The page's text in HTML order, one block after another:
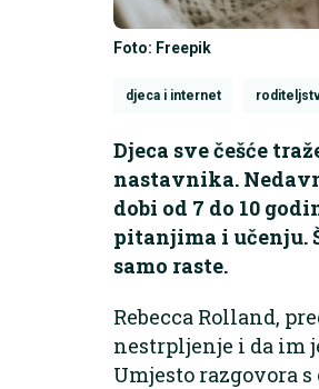
Foto: Freepik
djeca i internet
Djeca sve češće
nastavnika.
dobi od 7 do 10
pitanjima i učenju.
samo raste.
Rebecca Rolland,
nestrpljenje i da im
Umjesto razgovora